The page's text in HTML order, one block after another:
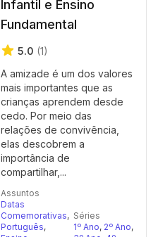
Infantil e Ensino
Fundamental
5.0 (1)
A amizade é um dos valores
mais importantes que as
crianças aprendem desde
cedo. Por meio das
relações de convivência,
elas descobrem a
importância de
compartilhar,...
Assuntos
Datas
Comemorativas,
Português,
Séries
1º Ano, 2º Ano,